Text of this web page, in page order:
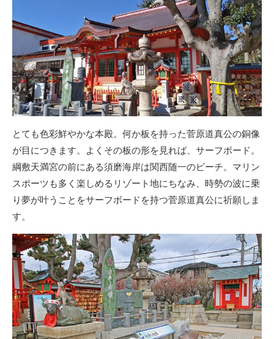
とても色彩鮮やかな本殿。何か板を持った菅原道真公の銅像
が目につきます。よくその板の形を見れば、サーフボード。
綱敷天満宮の前にある須磨海岸は関西随一のビーチ。マリン
スポーツも多く楽しめるリゾート地にちなみ、時勢の波に乗
り夢が叶うことをサーフボードを持つ菅原道真公に祈願しま
す。